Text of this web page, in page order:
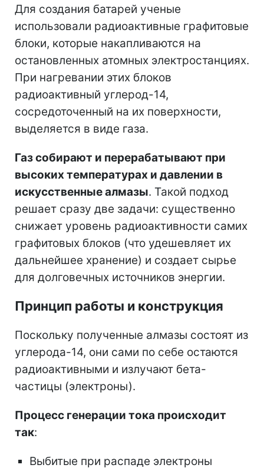
Для создания батарей ученые
использовали радиоактивные графитовые
блоки, которые накапливаются на
остановленных атомных электростанциях.
При нагревании этих блоков
радиоактивный углерод-14,
сосредоточенный на их поверхности,
выделяется в виде газа.
Газ собирают и перерабатывают при
высоких температурах и давлении в
искусственные алмазы. Такой подход
решает сразу две задачи: существенно
снижает уровень радиоактивности самих
графитовых блоков (что удешевляет их
дальнейшее хранение) и создает сырье
для долговечных источников энергии.
Принцип работы и конструкция
Поскольку полученные алмазы состоят из
углерода-14, они сами по себе остаются
радиоактивными и излучают бета-
частицы (электроны).
Процесс генерации тока происходит
так:
Выбитые при распаде электроны